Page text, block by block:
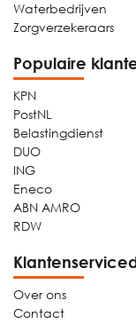
Waterbedrijven
Zorgverzekeraars
Populaire
KPN
PostNL
Belastingdienst
DUO
ING
Eneco
ABN AMRO
RDW
Over ons
Contact